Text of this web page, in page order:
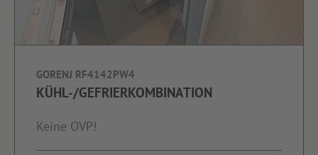
GORENJ RF4142PW4
KÜHL-/GEFRIERKOMBINATION
Keine OVP!